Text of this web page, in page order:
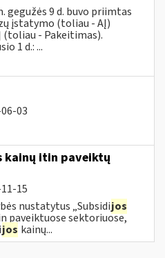
gegužės 9 d. buvo priimtas
įstatymo (toliau - AĮ)
(toliau - Pakeitimas).
1 d.: ...
03
kainų itin paveiktų
15
nustatytus „Subsidijos
paveiktuose sektoriuose,
jos kainų...